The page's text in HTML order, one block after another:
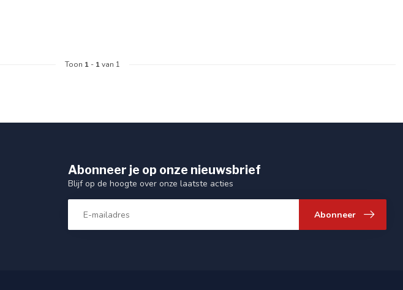
Toon 1 - 1van 1
Abonneer je op onze nieuwsbrief
Blijf op de hoogte over onze laatste acties
Abonneer